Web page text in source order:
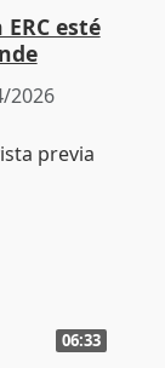
esté
2026
06:33